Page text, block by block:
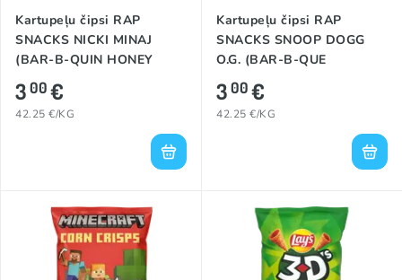
Kartupeļu čipsi RAP
SNACKS NICKI MINAJ
(BAR-B-QUIN HONEY
TRUFFLE), 71g
300€
42.25 €/KG
Kartupeļu čipsi RAP
SNACKS SNOOP DOGG
O.G. (BAR-B-QUE
CHEDDAR), 71g
300€
42.25 €/KG